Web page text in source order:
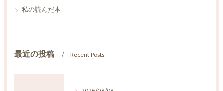
私の読んだ本
最近の投稿 Recent Posts